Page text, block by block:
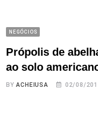
NEGÓCIOS
Própolis de
ao solo
BYACHEIUSA 02/08/